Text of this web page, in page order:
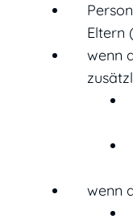
Eltern
wenn
wenn